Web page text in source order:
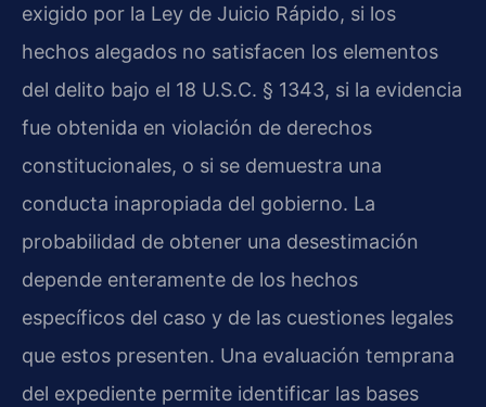
exigido por la Ley de Juicio Rápido, si los
hechos alegados no satisfacen los elementos
del delito bajo el 18 U.S.C. § 1343, si la evidencia
fue obtenida en violación de derechos
constitucionales, o si se demuestra una
conducta inapropiada del gobierno. La
probabilidad de obtener una desestimación
depende enteramente de los hechos
específicos del caso y de las cuestiones legales
que estos presenten. Una evaluación temprana
del expediente permite identificar las bases